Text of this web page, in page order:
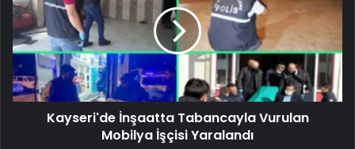
Kayseri'de İnşaatta Tabancayla Vurulan
Mobilya İşçisi Yaralandı